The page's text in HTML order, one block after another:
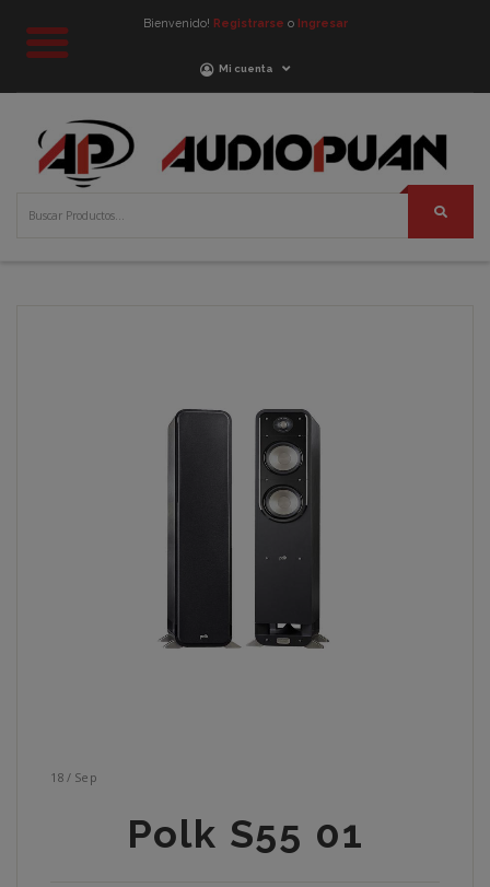
Bienvenido! Registrarse o Ingresar
Mi cuenta
18 / Sep
Polk S55 01